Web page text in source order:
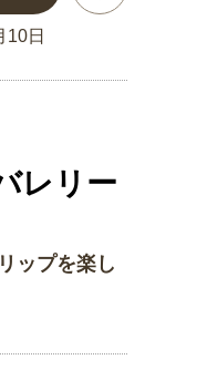
10日
レリー
ップを楽し